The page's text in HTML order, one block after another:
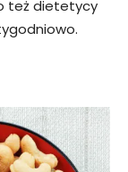
też dietetycy